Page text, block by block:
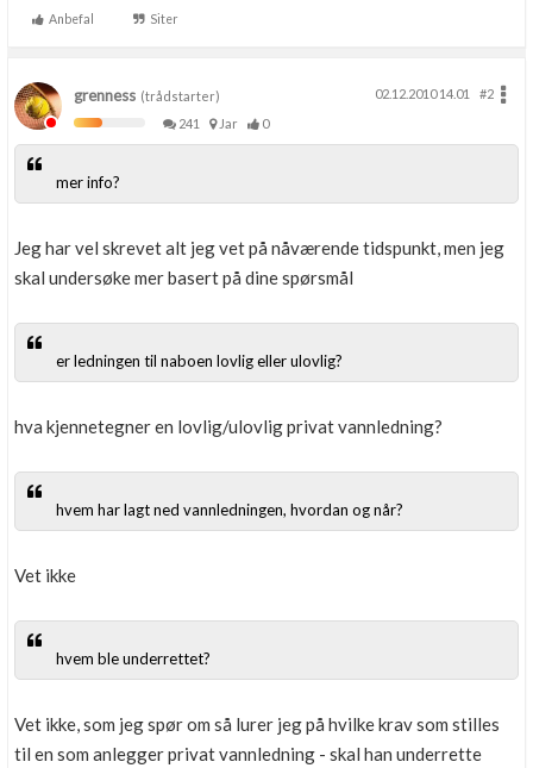
Anbefal Siter
grenness (trådstarter) 02.12.2010 14.01
#2
241
Jar 0
mer info?
Jeg har vel skrevet alt jeg vet på nåværende tidspunkt, men jeg
skal undersøke mer basert på dine spørsmål
er ledningen til naboen lovlig eller ulovlig?
hva kjennetegner en lovlig/ulovlig privat vannledning?
hvem har lagt ned vannledningen, hvordan og når?
Vet ikke
hvem ble underrettet?
Vet ikke, som jeg spør om så lurer jeg på hvilke krav som stilles
til en som anlegger privat vannledning - skal han underrette